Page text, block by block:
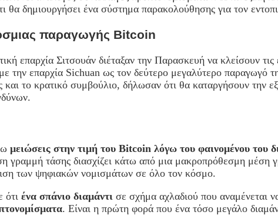
θα δημιουργήσει ένα σύστημα παρακολούθησης για τον
παραγωγής Bitcoin
επαρχία Σιτσουάν διέταξαν την Παρασκευή να κλείσουν
την επαρχία Sichuan ως τον δεύτερο μεγαλύτερο
το κρατικό συμβούλιο, δήλωσαν ότι θα καταργήσουν την
μειώσεις στην τιμή του Bitcoin λόγω του φαινομένου του
γραμμή τάσης διασχίζει κάτω από μια μακροπρόθεσμη
των ψηφιακών νομισμάτων σε όλο τον κόσμο.
ότι ένα σπάνιο διαμάντι σε σχήμα αχλαδιού που αναμένεται
. Είναι η πρώτη φορά που ένα τόσο μεγάλο